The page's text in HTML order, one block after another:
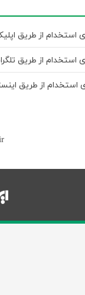
استخدام از طریق
از طریق
از طریق